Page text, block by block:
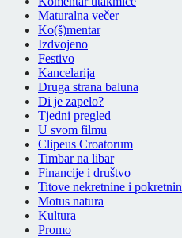
Maturalna večer
Ko(š)mentar
Izdvojeno
Festivo
Kancelarija
Druga strana baluna
Di je zapelo?
Tjedni pregled
U svom filmu
Clipeus Croatorum
Timbar na libar
Financije i društvo
Titove nekretnine i
Motus natura
Kultura
Promo